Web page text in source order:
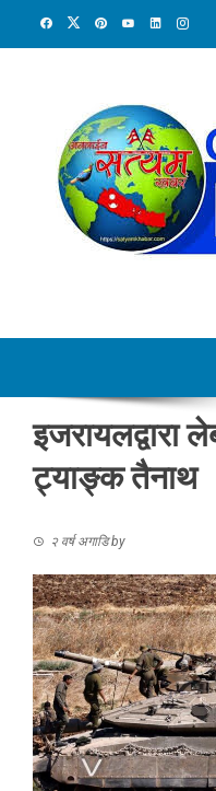
इजरायलद्वारा
ट्याङ्क तैनाथ
२ वर्ष अगाडिby